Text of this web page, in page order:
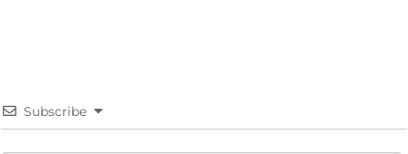
k
Subscribe